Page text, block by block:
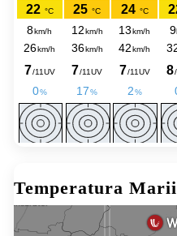
Temperatura Marii